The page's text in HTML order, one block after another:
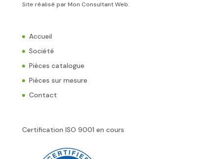
Site réalisé parMon Consultant Web.
Accueil
Société
Pièces catalogue
Pièces sur mesure
Contact
Certification ISO 9001 en cours